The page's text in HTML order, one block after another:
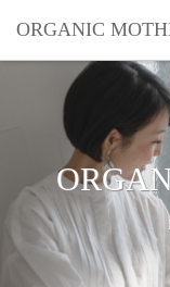
ORGANIC